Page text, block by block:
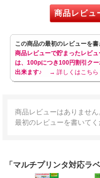
商品レビュ
この商品の最初のレビューを書
商品レビューで貯まったレビュ
は、100pにつき100円割引ク
出来ます♪
→ 詳しくはこちら
商品レビューはありません
最初のレビューを書いてく
「マルチプリンタ対応ラ